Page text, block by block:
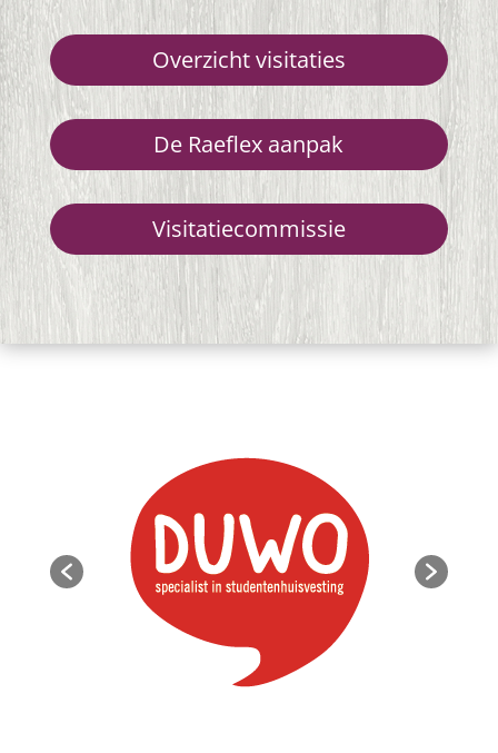
Overzicht visitaties
De Raeflex aanpak
Visitatiecommissie